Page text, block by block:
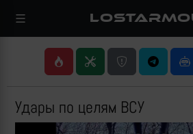
Удары по целям ВСУ